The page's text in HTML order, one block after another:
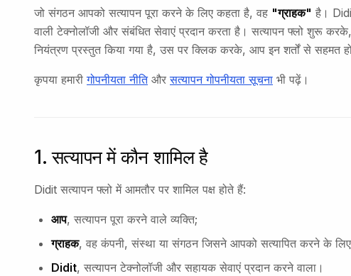
जो संगठन आपको सत्यापन पूरा करने के लिए कहता है, वह "ग्राहक" है।
वाली टेक्नोलॉजी और संबंधित सेवाएं प्रदान करता है। सत्यापन फ्लो शुरू
नियंत्रण प्रस्तुत किया गया है, उस पर क्लिक करके, आप इन शर्तों से सहमत
कृपया हमारीगोपनीयता नीतिऔरसत्यापन गोपनीयता सूचना भी पढ़ें।
1. सत्यापन में कौन शामिल है
Didit सत्यापन फ्लो में आमतौर पर शामिल पक्ष होते हैं:
आप, सत्यापन पूरा करने वाले व्यक्ति;
ग्राहक, वह कंपनी, संस्था या संगठन जिसने आपको सत्यापित करने के
Didit, सत्यापन टेक्नोलॉजी और सहायक सेवाएं प्रदान करने वाला।